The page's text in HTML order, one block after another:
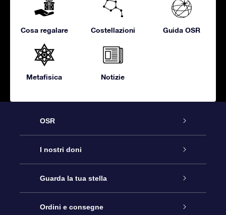
Cosa regalare Costellazioni Guida OSR
Metafisica Notizie
OSR
Assistenza
Contattaci
Blog
I nostri doni
Online Star Gift
Pacchetto regalo OSR
Guarda la tua stella
Registro stellare
Ordini e consegne